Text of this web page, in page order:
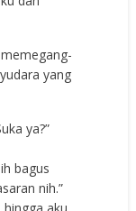
yang
ya?”
bagus
nih.”